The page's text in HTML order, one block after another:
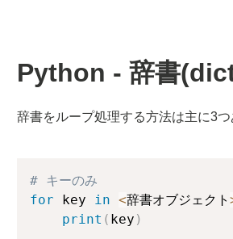
Python - 辞書
辞書をループ処理する方法は主に3
# キーのみ
for key in <辞書オブジェクト
print ( key )